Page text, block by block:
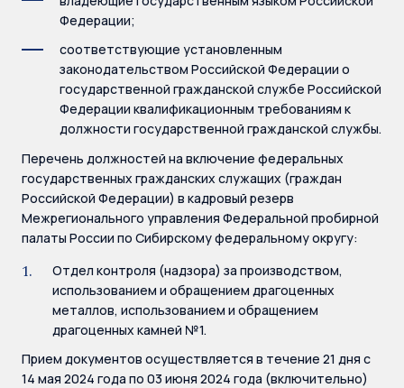
Федерации;
соответствующие установленным
законодательством Российской Федерации о
государственной гражданской службе Российской
Федерации квалификационным требованиям к
должности государственной гражданской службы.
Перечень должностей на включение федеральных
государственных гражданских служащих (граждан
Российской Федерации) в кадровый резерв
Межрегионального управления Федеральной пробирной
палаты России по Сибирскому федеральному округу:
Отдел контроля (надзора) за производством,
использованием и обращением драгоценных
металлов, использованием и обращением
драгоценных камней №1.
Прием документов осуществляется в течение 21 дня с
14 мая 2024 года по 03 июня 2024 года (включительно)